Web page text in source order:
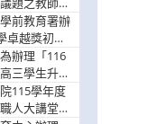
前教育署辦
卓越獎初選
名
辦理「116
三學生升學
115學年度
人大講堂」